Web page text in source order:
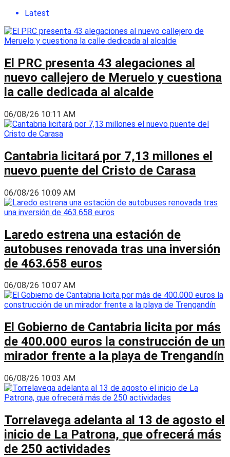
Latest
El PRC presenta 43 alegaciones al
nuevo callejero de Meruelo y cuestiona
la calle dedicada al alcalde
06/08/26 10:11 AM
Cantabria licitará por 7,13 millones el
nuevo puente del Cristo de Carasa
06/08/26 10:09 AM
Laredo estrena una estación de
autobuses renovada tras una inversión
de 463.658 euros
06/08/26 10:07 AM
El Gobierno de Cantabria licita por más
de 400.000 euros la construcción de un
mirador frente a la playa de Trengandín
06/08/26 10:03 AM
Torrelavega adelanta al 13 de agosto el
inicio de La Patrona, que ofrecerá más
de 250 actividades